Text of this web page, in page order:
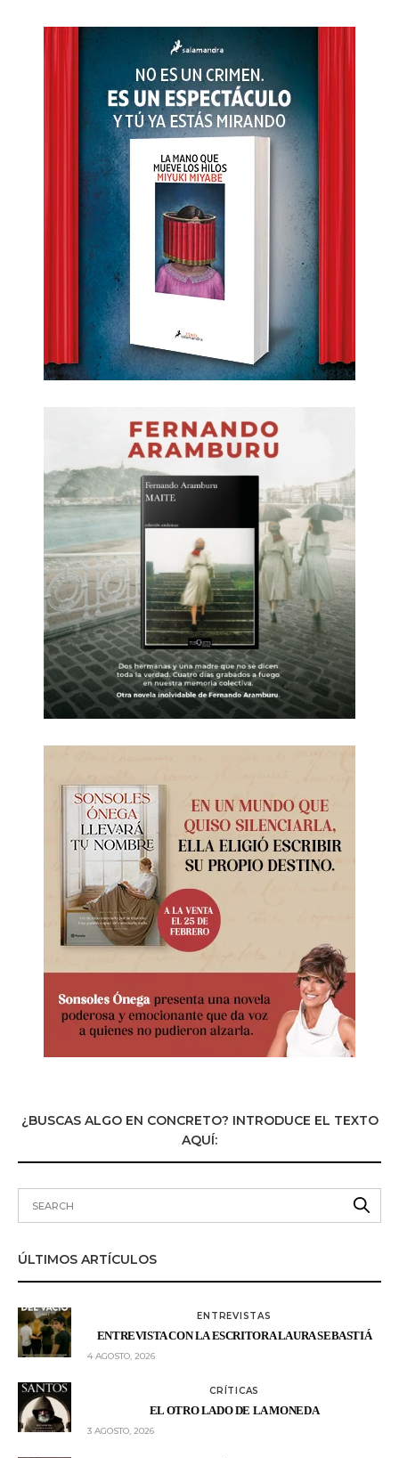
¿BUSCAS ALGO EN CONCRETO? INTRODUCE EL TEXTO
AQUÍ:
ÚLTIMOS ARTÍCULOS
ENTREVISTAS
ENTREVISTA CON LA ESCRITORA LAURA SEBASTIÁ
4 AGOSTO, 2026
CRÍTICAS
EL OTRO LADO DE LA MONEDA
3 AGOSTO, 2026